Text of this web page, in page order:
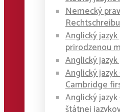
Nemecký
Anglický
prirodzenou
Anglický
Anglický
Cambridge
Anglický